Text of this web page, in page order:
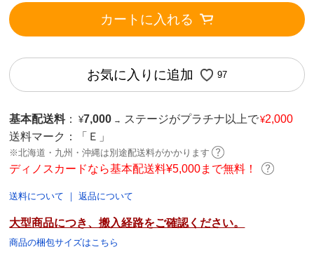
カートに入れる
お気に入りに追加 97
基本配送料 ： ¥7,000 → ステージがプラチナ以上で¥2,000
送料マーク：
「Ｅ」
※北海道・九州・沖縄は別途配送料がかかります
ディノスカードなら基本配送料¥5,000まで無料！
送料について ｜返品について
大型商品につき、搬入経路をご確認ください。
商品の梱包サイズはこちら